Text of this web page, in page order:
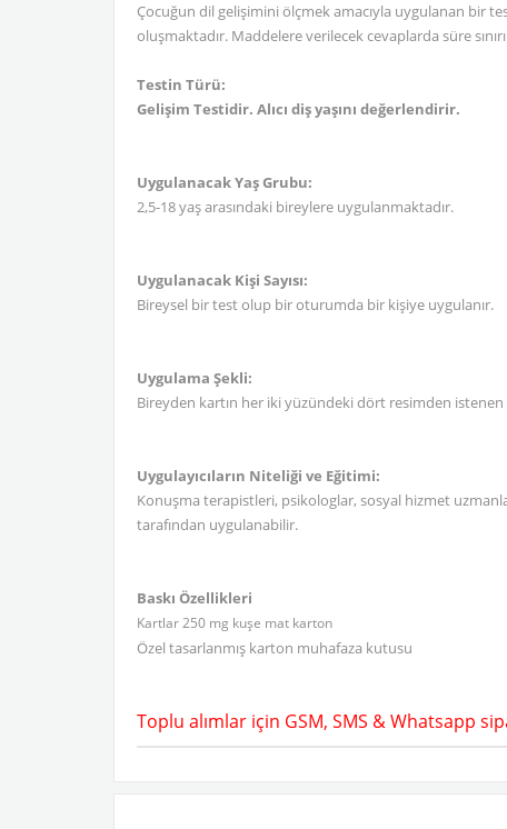
Çocuğun dil gelişimini ölçmek amacıyla uygulanan bir
oluşmaktadır. Maddelere verilecek cevaplarda süre
Testin Türü:
Gelişim Testidir. Alıcı diş yaşını değerlendirir.
Uygulanacak Yaş Grubu:
2,5-18 yaş arasındaki bireylere uygulanmaktadır.
Uygulanacak Kişi Sayısı:
Bireysel bir test olup bir oturumda bir kişiye uygulanır.
Uygulama Şekli:
Bireyden kartın her iki yüzündeki dört resimden
Uygulayıcıların Niteliği ve Eğitimi:
Konuşma terapistleri, psikologlar, sosyal hizmet
tarafından uygulanabilir.
Baskı Özellikleri
Kartlar 250 mg kuşe mat karton
Özel tasarlanmış karton muhafaza kutusu
Toplu alımlar için GSM, SMS & Whatsapp